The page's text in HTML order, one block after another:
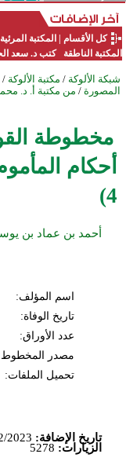
كل الأقسام المكتبة المرئية
المكتبة الناطقة
كتب د. سعد
شبكة الألوكة / مكتبة الألوكة /
المصورة / من مكتبة أ. د.
مخطوطة
أحكام
4)
أحمد بن عماد بن
اسم المؤلف:
تاريخ الوفاة:
عدد الأوراق:
مصدر
تحميل الملفات:
تاريخ الإضافة: 26/12/2023 ميلادي
الزيارات: 5278